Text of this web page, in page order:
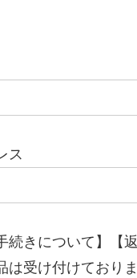
ス
続きについて】【
は受け付けており